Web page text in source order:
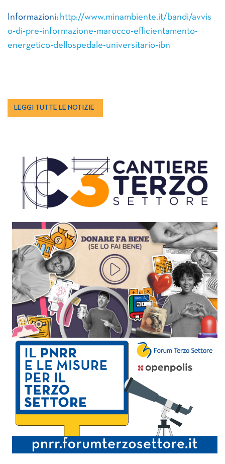
Informazioni: http://www.minambiente.it/bandi/avvis
o-di-pre-informazione-marocco-efficientamento-
energetico-dellospedale-universitario-ibn
LEGGI TUTTE LE NOTIZIE